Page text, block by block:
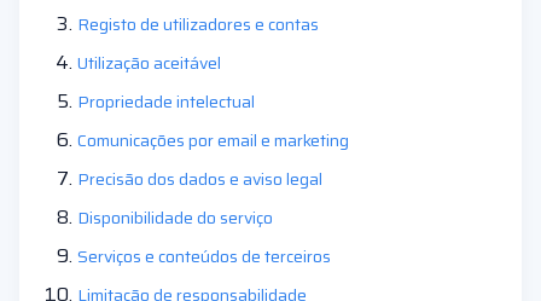
Registo de utilizadores e contas
Utilização aceitável
Propriedade intelectual
Comunicações por email e marketing
Precisão dos dados e aviso legal
Disponibilidade do serviço
Serviços e conteúdos de terceiros
Limitação de responsabilidade